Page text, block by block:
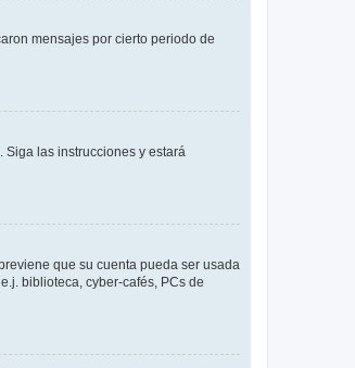
mensajes por cierto periodo de
. Siga las instrucciones y estará
que su cuenta pueda ser usada
biblioteca, cyber-cafés, PCs de